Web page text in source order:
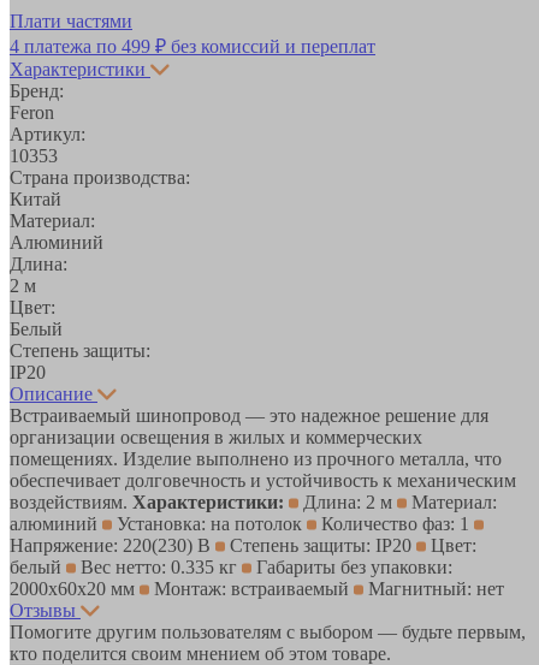
Плати частями
4 платежа по 499 ₽ без комиссий и переплат
Характеристики
Бренд:
Feron
Артикул:
10353
Страна производства:
Китай
Материал:
Алюминий
Длина:
2 м
Цвет:
Белый
Степень защиты:
IP20
Описание
Встраиваемый шинопровод — это надежное решение для
организации освещения в жилых и коммерческих
помещениях. Изделие выполнено из прочного металла, что
обеспечивает долговечность и устойчивость к механическим
воздействиям. Характеристики: Длина: 2 м
Материал:
алюминий
Установка: на потолок
Количество фаз: 1
Напряжение: 220(230) В
Степень защиты: IP20
Цвет:
белый
Вес нетто: 0.335 кг
Габариты без упаковки:
2000х60х20 мм
Монтаж: встраиваемый
Магнитный: нет
Отзывы
Помогите другим пользователям с выбором — будьте первым,
кто поделится своим мнением об этом товаре.